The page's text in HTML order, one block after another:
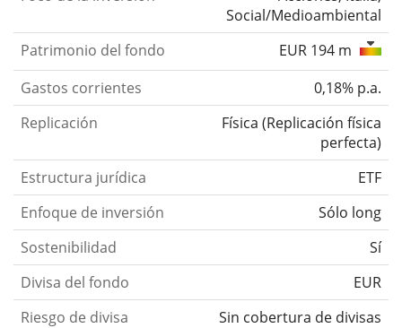
Social/Medioambiental
Patrimonio del fondo
EUR 194 m
Gastos corrientes
0,18% p.a.
Replicación
Física (Replicación física
perfecta)
Estructura jurídica
ETF
Enfoque de inversión
Sólo long
Sostenibilidad
Sí
Divisa del fondo
EUR
Riesgo de divisa
Sin cobertura de divisas